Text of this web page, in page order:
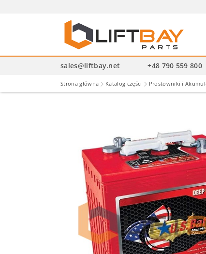
sales@liftbay.net +48 790 559 800
Strona główna Katalog części Prostowniki i